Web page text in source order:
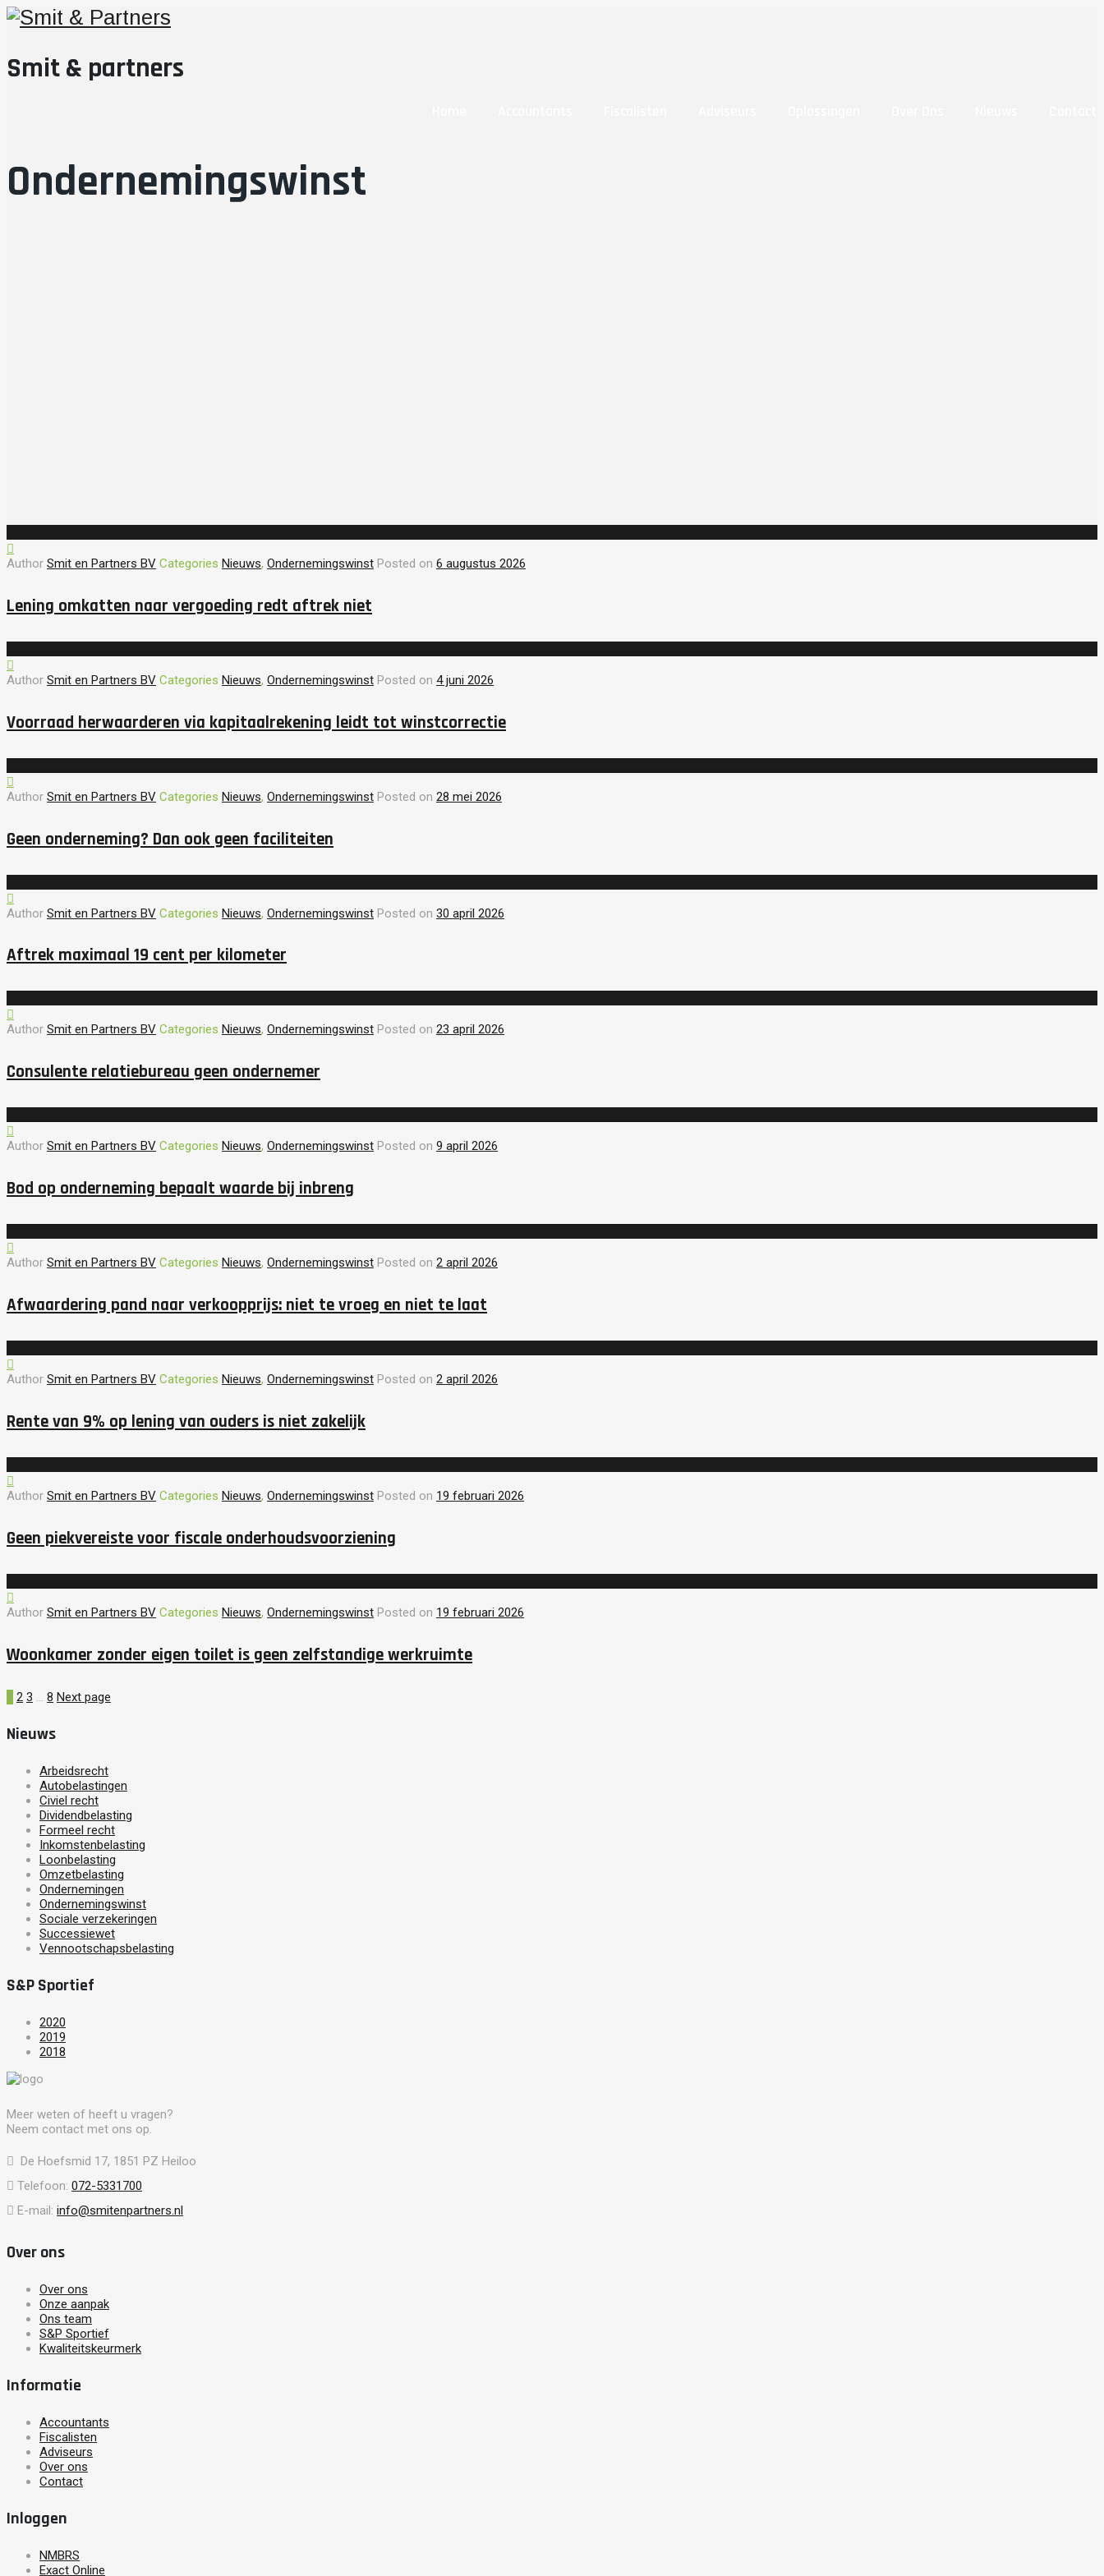
Smit & partners
Ondernemingswinst
Author Smit en Partners BV Categories Nieuws, Ondernemingswinst Posted on 6 augustus 2026
Lening omkatten naar vergoeding redt aftrek niet
Author Smit en Partners BV Categories Nieuws, Ondernemingswinst Posted on 4 juni 2026
Voorraad herwaarderen via kapitaalrekening leidt tot winstcorrectie
Author Smit en Partners BV Categories Nieuws, Ondernemingswinst Posted on 28 mei 2026
Geen onderneming? Dan ook geen faciliteiten
Author Smit en Partners BV Categories Nieuws, Ondernemingswinst Posted on 30 april 2026
Aftrek maximaal 19 cent per kilometer
Author Smit en Partners BV Categories Nieuws, Ondernemingswinst Posted on 23 april 2026
Consulente relatiebureau geen ondernemer
Author Smit en Partners BV Categories Nieuws, Ondernemingswinst Posted on 9 april 2026
Bod op onderneming bepaalt waarde bij inbreng
Author Smit en Partners BV Categories Nieuws, Ondernemingswinst Posted on 2 april 2026
Afwaardering pand naar verkoopprijs: niet te vroeg en niet te laat
Author Smit en Partners BV Categories Nieuws, Ondernemingswinst Posted on 2 april 2026
Rente van 9% op lening van ouders is niet zakelijk
Author Smit en Partners BV Categories Nieuws, Ondernemingswinst Posted on 19 februari 2026
Geen piekvereiste voor fiscale onderhoudsvoorziening
Author Smit en Partners BV Categories Nieuws, Ondernemingswinst Posted on 19 februari 2026
Woonkamer zonder eigen toilet is geen zelfstandige werkruimte
1 2 3 … 8 Next page
Nieuws
Arbeidsrecht
Autobelastingen
Civiel recht
Dividendbelasting
Formeel recht
Inkomstenbelasting
Loonbelasting
Omzetbelasting
Ondernemingen
Ondernemingswinst
Sociale verzekeringen
Successiewet
Vennootschapsbelasting
S&P Sportief
2020
2019
2018
Meer weten of heeft u vragen?
Neem contact met ons op.
De Hoefsmid 17, 1851 PZ Heiloo
Telefoon: 072-5331700
E-mail: info@smitenpartners.nl
Over ons
Over ons
Onze aanpak
Ons team
S&P Sportief
Kwaliteitskeurmerk
Informatie
Accountants
Fiscalisten
Adviseurs
Over ons
Contact
Inloggen
NMBRS
Exact Online